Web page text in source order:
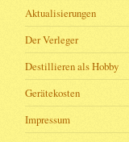
Aktualisierungen
Der Verleger
Destillieren als Hobby
Gerätekosten
Impressum